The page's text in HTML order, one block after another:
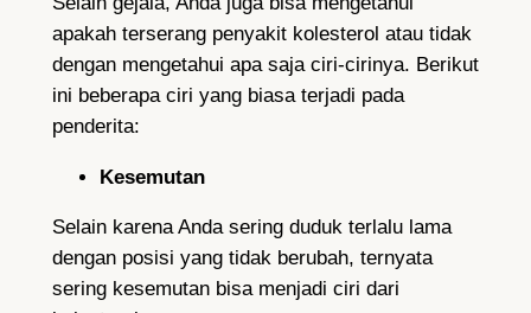
apakah terserang penyakit kolesterol atau tidak
dengan mengetahui apa saja ciri-cirinya. Berikut
ini beberapa ciri yang biasa terjadi pada
penderita:
Kesemutan
Selain karena Anda sering duduk terlalu lama
dengan posisi yang tidak berubah, ternyata
sering kesemutan bisa menjadi ciri dari